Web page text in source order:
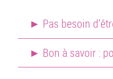
► Pas besoin
► Bon à savoir :